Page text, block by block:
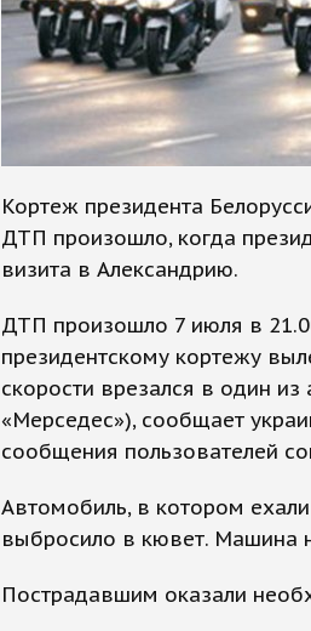
Кортеж президента
ДТП произошло, когда
визита в Александрию.
ДТП произошло 7 июля в
президентскому кортежу
скорости врезался в один
«Мерседес»), сообщает
сообщения пользователей
Автомобиль, в котором
выбросило в кювет. Машина
Пострадавшим оказали